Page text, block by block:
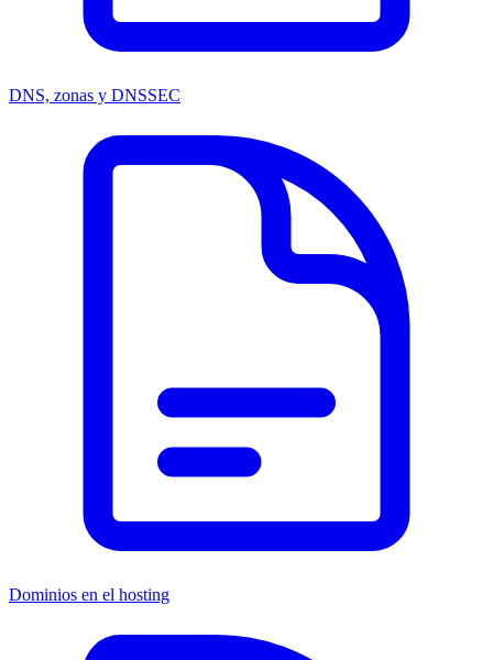
DNS, zonas y DNSSEC
Dominios en el hosting